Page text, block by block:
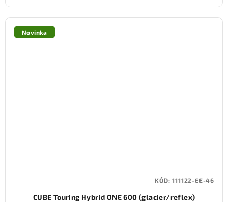
Novinka
CUBE Touring Hybrid ONE 600 (glacier/reflex)
KÓD:111122-EE-46